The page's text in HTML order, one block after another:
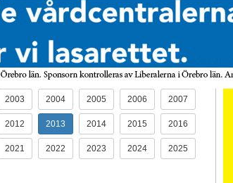
2003 2004 2005 2006 2007
2012 2013 2014 2015 2016
2021 2022 2023 2024 2025